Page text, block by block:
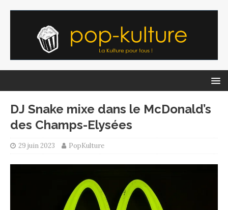
DJ Snake mixe dans le McDonald’s
des Champs-Elysées
29 juin 2023 PopKulture